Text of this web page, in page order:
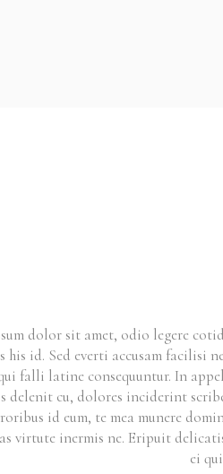
dolor sit amet, odio legere
his id. Sed everti accusam facilisi
falli latine consequuntur. In
delenit cu, dolores inciderint
id eum, te mea munere
virtute inermis ne. Eripuit
ei